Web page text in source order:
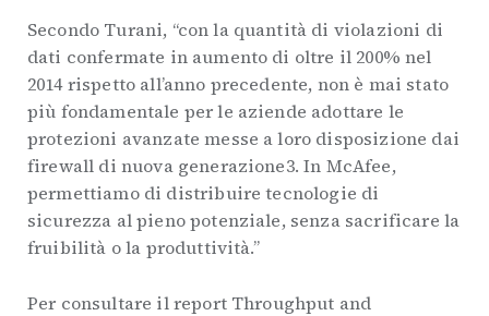
Secondo Turani, “con la quantità di violazioni di
dati confermate in aumento di oltre il 200% nel
2014 rispetto all’anno precedente, non è mai stato
più fondamentale per le aziende adottare le
protezioni avanzate messe a loro disposizione dai
firewall di nuova generazione3. In McAfee,
permettiamo di distribuire tecnologie di
sicurezza al pieno potenziale, senza sacrificare la
fruibilità o la produttività.”
Per consultare il report Throughput and